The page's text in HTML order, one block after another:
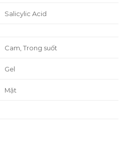
Salicylic Acid
Cam, Trong suốt
Gel
Mặt